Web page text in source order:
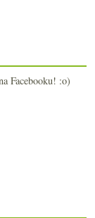
Facebooku! :o)